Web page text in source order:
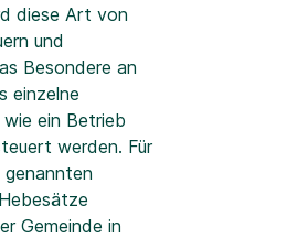
diese Art von
und
Besondere an
einzelne
ein Betrieb
werden. Für
Gemeinde in